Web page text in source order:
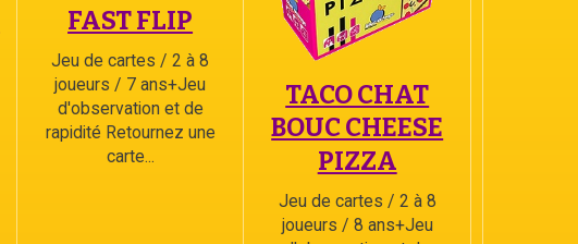
FAST FLIP
Jeu de cartes / 2 à 8
joueurs / 7 ans+Jeu
d'observation et de
rapidité Retournez une
carte...
TACO CHAT
BOUC CHEESE
PIZZA
Jeu de cartes / 2 à 8
joueurs / 8 ans+Jeu